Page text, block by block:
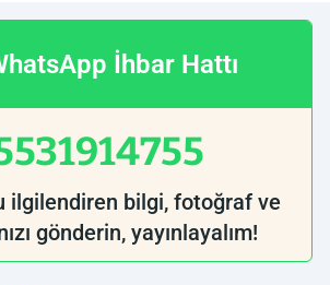
İhbar Hattı
ilgilendiren bilgi, fotoğraf ve
gönderin, yayınlayalım!